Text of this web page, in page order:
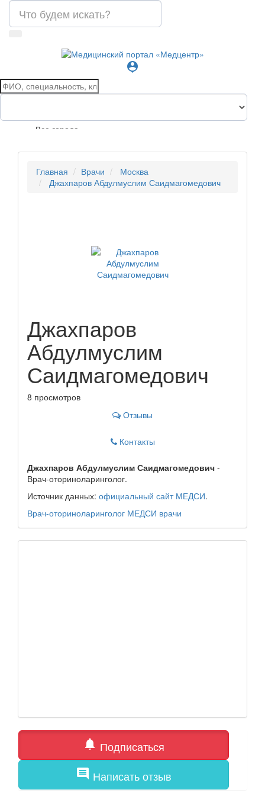
person_pin
Все города
Главная Врачи
Москва
Джахпаров Абдулмуслим Саидмагомедович
Джахпаров
Абдулмуслим
Саидмагомедович
8 просмотров
Отзывы
Контакты
Джахпаров Абдулмуслим Саидмагомедович -
Врач-оториноларинголог.
Источник данных: официальный сайт МЕДСИ.
Врач-оториноларинголог МЕДСИ врачи
notifications Подписаться
comment Написать отзыв